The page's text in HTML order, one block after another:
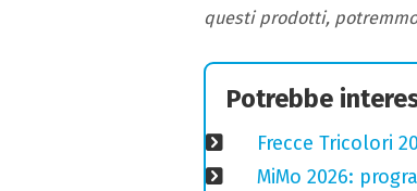
questi prodotti,
Potrebbe
Frecce Tricolori
MiMo 2026: